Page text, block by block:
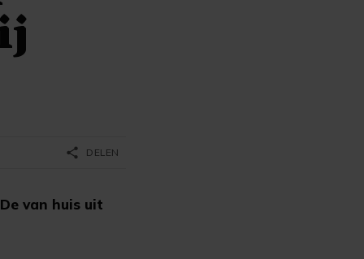
van huis uit
share DELEN